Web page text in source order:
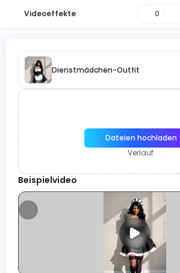
Videoeffekte 0
Dienstmädchen-Outfit
Dateien hochladen
Verlauf
Beispielvideo